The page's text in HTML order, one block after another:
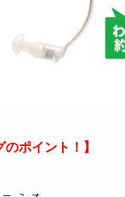
のポイント！】